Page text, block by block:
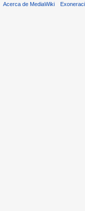
Acerca de MediaWiki